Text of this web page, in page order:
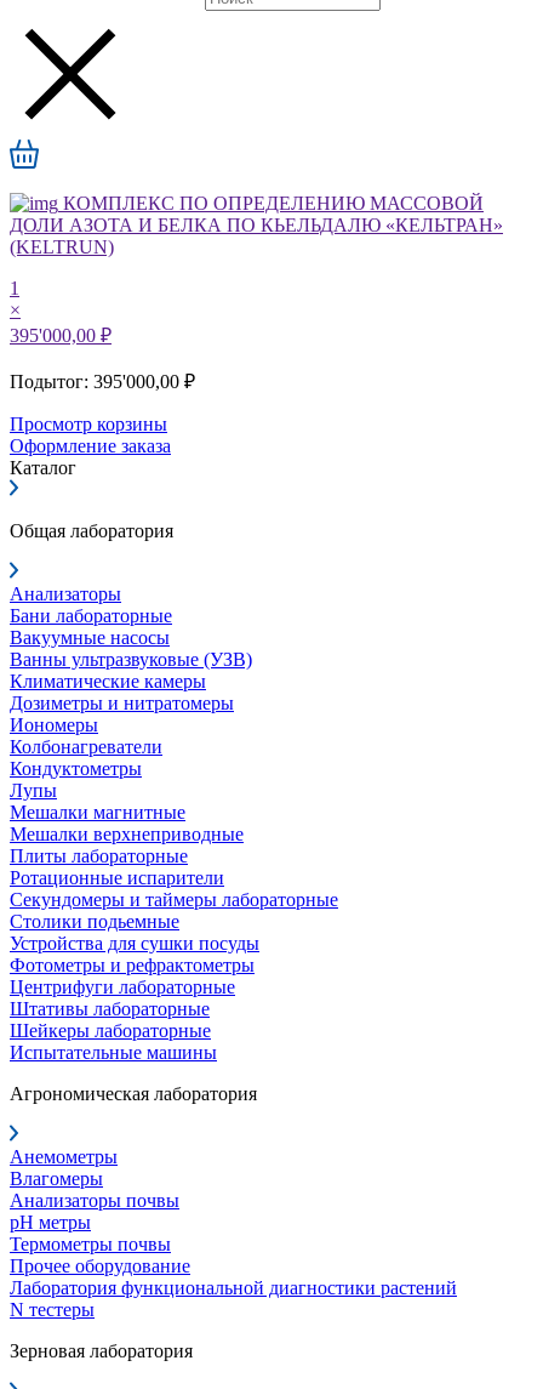
КОМПЛЕКС ПО ОПРЕДЕЛЕНИЮ МАССОВОЙ
ДОЛИ АЗОТА И БЕЛКА ПО КЬЕЛЬДАЛЮ «КЕЛЬТРАН»
(KELTRUN)
1
×
395'000,00 ₽
Подытог: 395'000,00 ₽
Просмотр корзины
Оформление заказа
Каталог
Общая лаборатория
Анализаторы
Бани лабораторные
Вакуумные насосы
Ванны ультразвуковые (УЗВ)
Климатические камеры
Дозиметры и нитратомеры
Иономеры
Колбонагреватели
Кондуктометры
Лупы
Мешалки магнитные
Мешалки верхнеприводные
Плиты лабораторные
Ротационные испарители
Секундомеры и таймеры лабораторные
Столики подьемные
Устройства для сушки посуды
Фотометры и рефрактометры
Центрифуги лабораторные
Штативы лабораторные
Шейкеры лабораторные
Испытательные машины
Агрономическая лаборатория
Анемометры
Влагомеры
Анализаторы почвы
pH метры
Термометры почвы
Прочее оборудование
Лаборатория функциональной диагностики растений
N тестеры
Зерновая лаборатория